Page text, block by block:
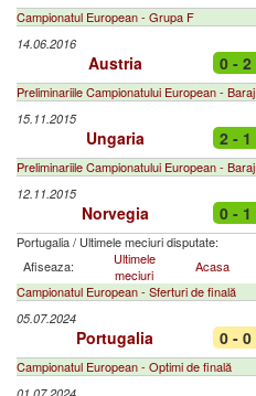
Campionatul European - Grupa F
14.06.2016
Austria 0 - 2
Preliminariile Campionatului European - Baraj
15.11.2015
Ungaria 2 - 1
Preliminariile Campionatului European - Baraj
12.11.2015
Norvegia 0 - 1
Portugalia/ Ultimele meciuri disputate:
Afiseaza:
Ultimele
meciuri
Acasa
Campionatul European - Sferturi de finală
05.07.2024
Portugalia 0 - 0
Campionatul European - Optimi de finală